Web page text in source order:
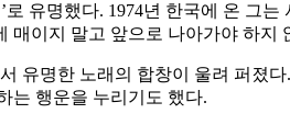
로 유명했다. 1974년 한국에 온 그
매이지 말고 앞으로 나아가야 하지
유명한 노래의 합창이 울려 퍼졌
는 행운을 누리기도 했다.